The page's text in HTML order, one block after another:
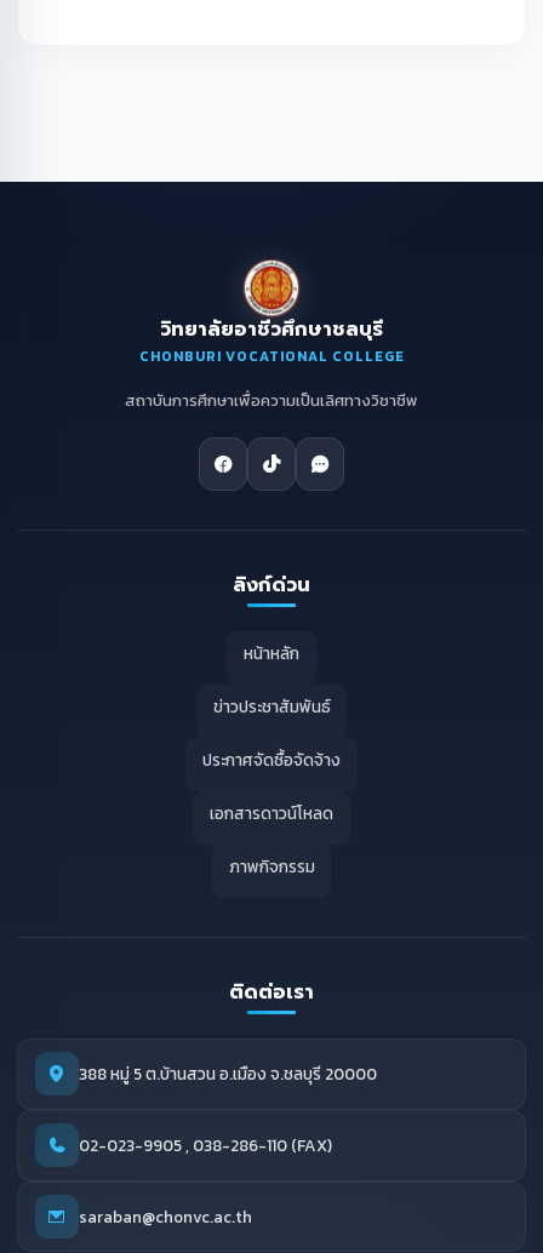
วิทยาลัยอาชีวศึกษาชลบุรี
CHONBURI VOCATIONAL COLLEGE
สถาบันการศึกษาเพื่อความเป็นเลิศทางวิชาชีพ
ลิงก์ด่วน
หน้าหลัก
ข่าวประชาสัมพันธ์
ประกาศจัดซื้อจัดจ้าง
เอกสารดาวน์โหลด
ภาพกิจกรรม
ติดต่อเรา
388 หมู่ 5 ต.บ้านสวน อ.เมือง จ.ชลบุรี 20000
02-023-9905 , 038-286-110 (FAX)
saraban@chonvc.ac.th